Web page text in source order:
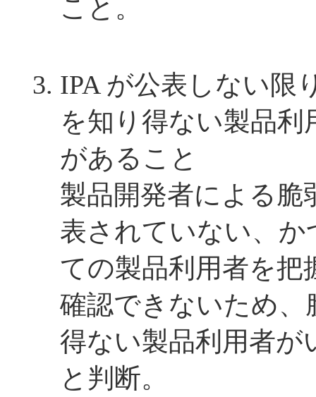
こと。
IPA が公表しない限
を知り得ない製品
があること
製品開発者による脆
表されていない、か
ての製品利用者を把
確認できないため、
得ない製品利用者が
と判断。